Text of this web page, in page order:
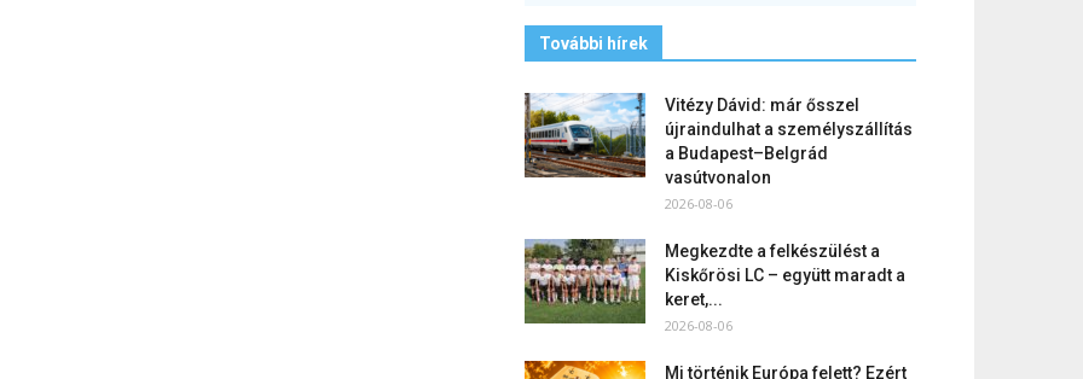
További hírek
Vitézy Dávid: már ősszel
újraindulhat a személyszállítás
a Budapest–Belgrád
vasútvonalon
2026-08-06
Megkezdte a felkészülést a
Kiskőrösi LC – együtt maradt a
keret,...
2026-08-06
Mi történik Európa felett? Ezért